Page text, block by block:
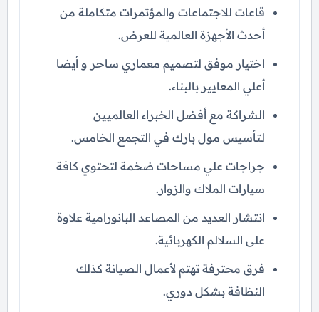
قاعات للاجتماعات والمؤتمرات متكاملة من
أحدث الأجهزة العالمية للعرض.
اختيار موفق لتصميم معماري ساحر و أيضا
أعلي المعايير بالبناء.
الشراكة مع أفضل الخبراء العالميين
لتأسيس مول بارك في التجمع الخامس.
جراجات علي مساحات ضخمة لتحتوي كافة
سيارات الملاك والزوار.
انتشار العديد من المصاعد البانورامية علاوة
على السلالم الكهربائية.
فرق محترفة تهتم لأعمال الصيانة كذلك
النظافة بشكل دوري.